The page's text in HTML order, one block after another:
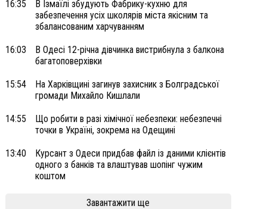
16:35
В Ізмаїлі збудують Фабрику-кухню для
забезпечення усіх школярів міста якісним та
збалансованим харчуванням
16:03
В Одесі 12-річна дівчинка вистрибнула з балкона
багатоповерхівки
15:54
На Харківщині загинув захисник з Болградської
громади Михайло Кишлали
14:55
Що робити в разі хімічної небезпеки: небезпечні
точки в Україні, зокрема на Одещині
13:40
Курсант з Одеси придбав файл із даними клієнтів
одного з банків та влаштував шопінг чужим
коштом
Завантажити ще